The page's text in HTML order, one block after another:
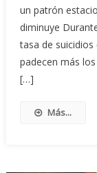
un patrón
diminuye
tasa de
padecen más
[…]
Más...